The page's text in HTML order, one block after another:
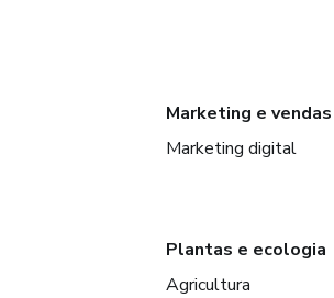
Marketing e vendas
Marketing digital
Plantas e ecologia
Agricultura